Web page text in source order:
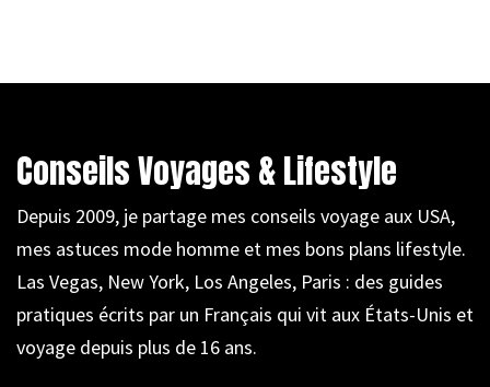
Conseils Voyages & Lifestyle
Depuis 2009, je partage mes conseils voyage aux USA,
mes astuces mode homme et mes bons plans lifestyle.
Las Vegas, New York, Los Angeles, Paris : des guides
pratiques écrits par un Français qui vit aux États-Unis et
voyage depuis plus de 16 ans.